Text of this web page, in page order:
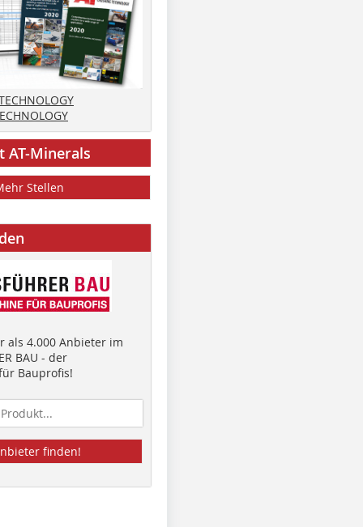
AT-Minerals
Stellen
als 4.000 Anbieter im
BAU - der
Bauprofis!
finden!